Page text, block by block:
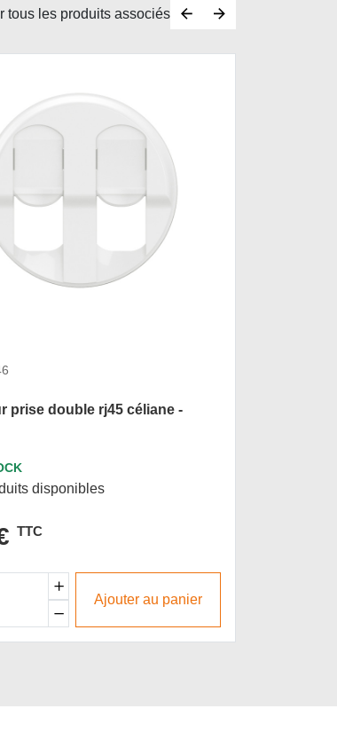
tous les produits associés
prise double rj45 céliane -
disponibles
TTC
Ajouter au panier